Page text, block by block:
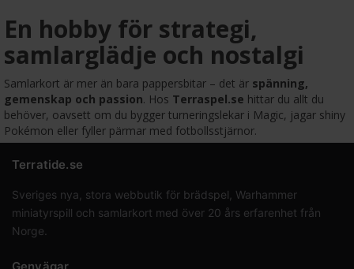
En hobby för strategi,
samlarglädje och nostalgi
Samlarkort är mer än bara pappersbitar – det är spänning,
gemenskap och passion. Hos Terraspel.se hittar du allt du
behöver, oavsett om du bygger turneringslekar i Magic, jagar shiny
Pokémon eller fyller pärmar med fotbollsstjärnor.
Terratide.se
Sveriges nya, stora webbutik för brädspel, Warhammer
miniatyrspill och samlarkort med över 20 års erfarenhet från
Norge.